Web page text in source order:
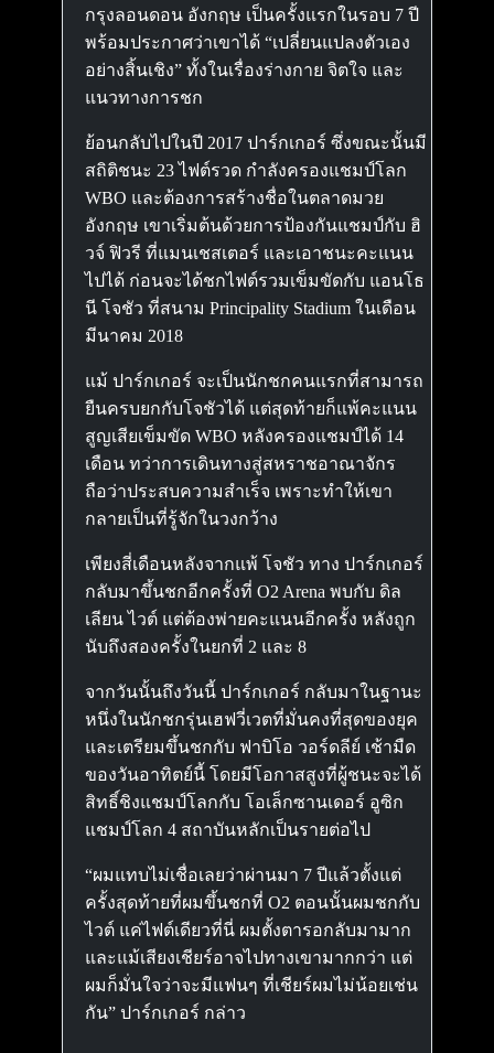
กรุงลอนดอน อังกฤษ เป็นครั้งแรกในรอบ 7 ปี
พร้อมประกาศว่าเขาได้ “เปลี่ยนแปลงตัวเอง
อย่างสิ้นเชิง” ทั้งในเรื่องร่างกาย จิตใจ และ
แนวทางการชก
ย้อนกลับไปในปี 2017 ปาร์กเกอร์ ซึ่งขณะนั้นมี
สถิติชนะ 23 ไฟต์รวด กำลังครองแชมป์โลก
WBO และต้องการสร้างชื่อในตลาดมวย
อังกฤษ เขาเริ่มต้นด้วยการป้องกันแชมป์กับ ฮิ
วจ์ ฟิวรี ที่แมนเชสเตอร์ และเอาชนะคะแนน
ไปได้ ก่อนจะได้ชกไฟต์รวมเข็มขัดกับ แอนโธ
นี โจชัว ที่สนาม Principality Stadium ในเดือน
มีนาคม 2018
แม้ ปาร์กเกอร์ จะเป็นนักชกคนแรกที่สามารถ
ยืนครบยกกับโจชัวได้ แต่สุดท้ายก็แพ้คะแนน
สูญเสียเข็มขัด WBO หลังครองแชมป์ได้ 14
เดือน ทว่าการเดินทางสู่สหราชอาณาจักร
ถือว่าประสบความสำเร็จ เพราะทำให้เขา
กลายเป็นที่รู้จักในวงกว้าง
เพียงสี่เดือนหลังจากแพ้ โจชัว ทาง ปาร์กเกอร์
กลับมาขึ้นชกอีกครั้งที่ O2 Arena พบกับ ดิล
เลียน ไวต์ แต่ต้องพ่ายคะแนนอีกครั้ง หลังถูก
นับถึงสองครั้งในยกที่ 2 และ 8
จากวันนั้นถึงวันนี้ ปาร์กเกอร์ กลับมาในฐานะ
หนึ่งในนักชกรุ่นเฮฟวี่เวตที่มั่นคงที่สุดของยุค
และเตรียมขึ้นชกกับ ฟาบิโอ วอร์ดลีย์ เช้ามืด
ของวันอาทิตย์นี้ โดยมีโอกาสสูงที่ผู้ชนะจะได้
สิทธิ์ชิงแชมป์โลกกับ โอเล็กซานเดอร์ อูซิก
แชมป์โลก 4 สถาบันหลักเป็นรายต่อไป
“ผมแทบไม่เชื่อเลยว่าผ่านมา 7 ปีแล้วตั้งแต่
ครั้งสุดท้ายที่ผมขึ้นชกที่ O2 ตอนนั้นผมชกกับ
ไวต์ แค่ไฟต์เดียวที่นี่ ผมตั้งตารอกลับมามาก
และแม้เสียงเชียร์อาจไปทางเขามากกว่า แต่
ผมก็มั่นใจว่าจะมีแฟนๆ ที่เชียร์ผมไม่น้อยเช่น
กัน” ปาร์กเกอร์ กล่าว